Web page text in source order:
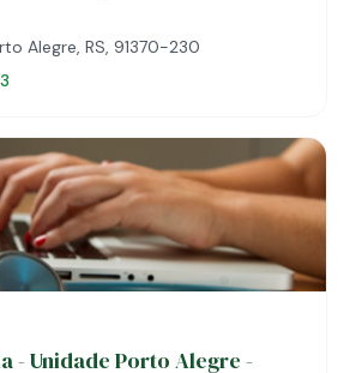
Alegre, RS, 91370-230
- Unidade Porto Alegre -